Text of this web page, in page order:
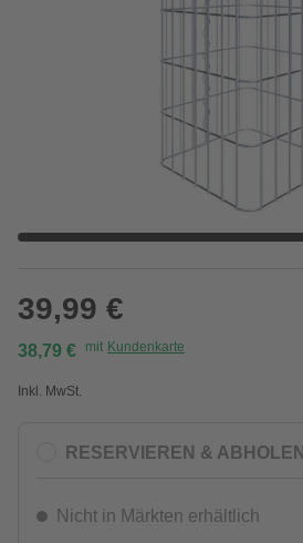
39,99 €
38,79 € mit Kundenkarte
Inkl. MwSt.
RESERVIEREN & ABHOLEN
Nicht in Märkten erhältlich